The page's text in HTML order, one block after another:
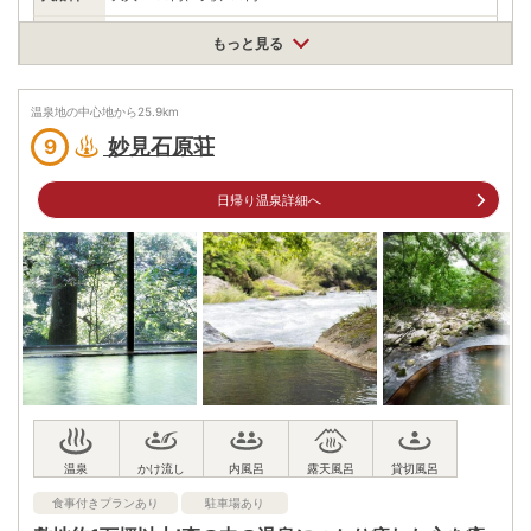
アクセス
鹿児島空港より車で約10分
国分駅より鹿児島交通バス(約30分) 塩浸温泉 下車スグ
駐車場 無料（25台）
電話番号 0995760007
※ 掲載情報は変更になる場合があります。最新の内容はご利用前にご自身でお
問合せください。
※ 料金情報は税込・税抜表記が混ざっております。正しい金額はご利用前にご
自身でお問合せください。
もっと見る
温泉地の中心地から25.9km
9 妙見石原荘
日帰り温泉詳細へ
食事付きプランあり 駐車場あり